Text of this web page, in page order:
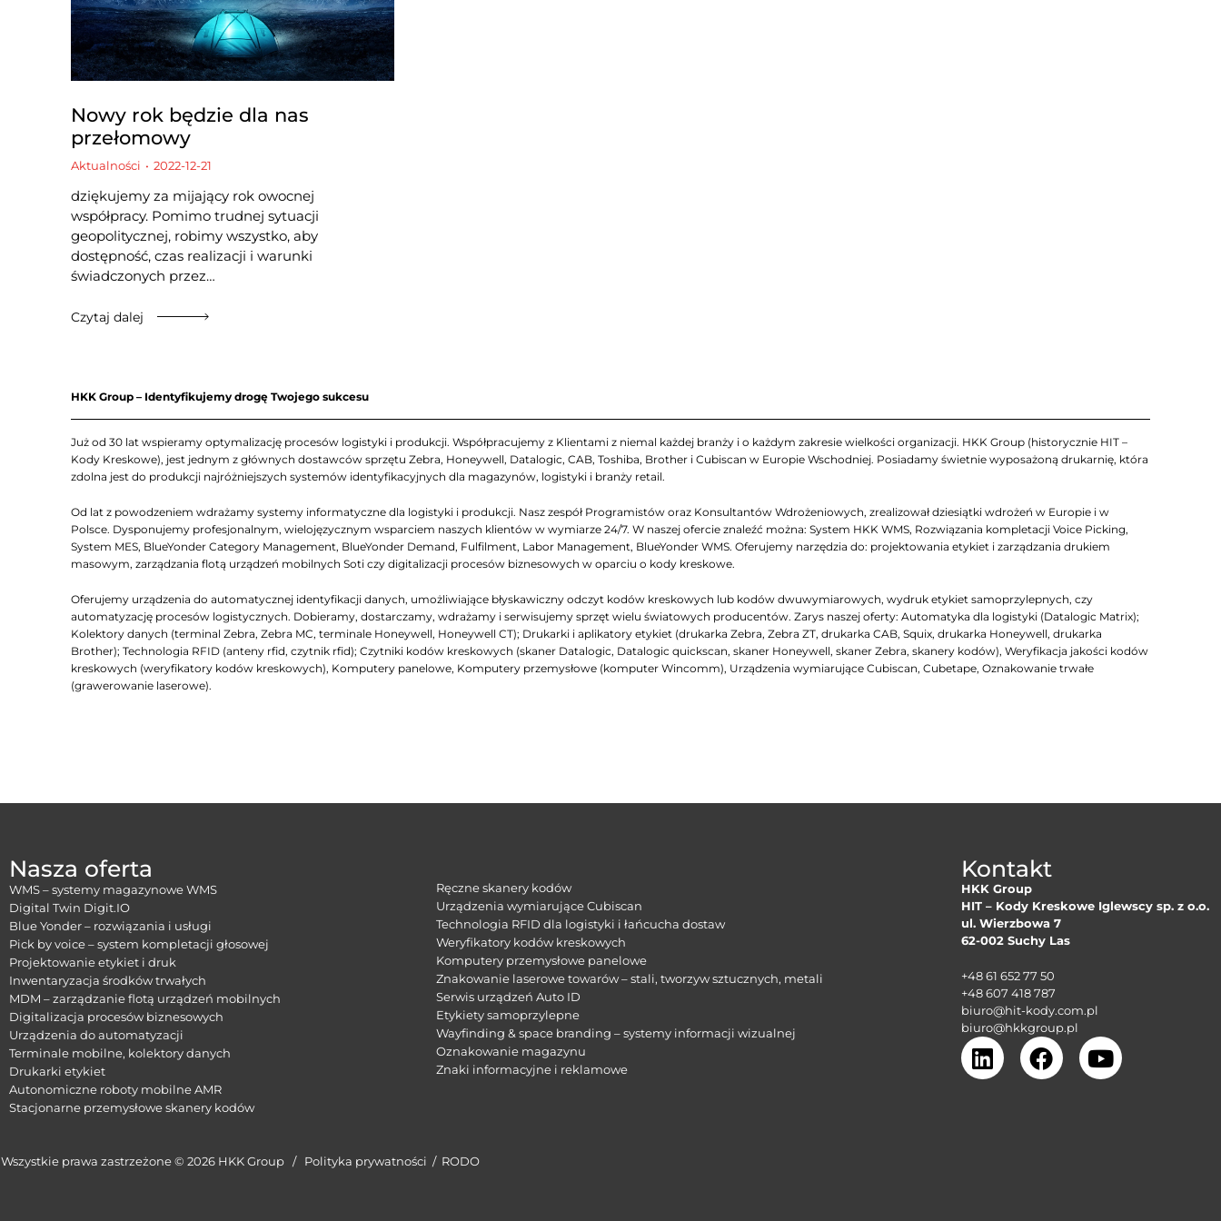
Nowy rok będzie dla nas
przełomowy
Aktualności 2022-12-21
dziękujemy za mijający rok owocnej
współpracy. Pomimo trudnej sytuacji
geopolitycznej, robimy wszystko, aby
dostępność, czas realizacji i warunki
świadczonych przez…
Czytaj dalej
HKK Group – Identyfikujemy drogę Twojego sukcesu
Już od 30 lat wspieramy optymalizację procesów logistyki i produkcji. Współpracujemy z Klientami z niemal każdej branży i o każdym zakresie wielkości organizacji. HKK Group (historycznie HIT –
Kody Kreskowe), jest jednym z głównych dostawców sprzętu Zebra, Honeywell, Datalogic, CAB, Toshiba, Brother i Cubiscan w Europie Wschodniej. Posiadamy świetnie wyposażoną drukarnię, która
zdolna jest do produkcji najróżniejszych systemów identyfikacyjnych dla magazynów, logistyki i branży retail.
Od lat z powodzeniem wdrażamy systemy informatyczne dla logistyki i produkcji. Nasz zespół Programistów oraz Konsultantów Wdrożeniowych, zrealizował dziesiątki wdrożeń w Europie i w
Polsce. Dysponujemy profesjonalnym, wielojęzycznym wsparciem naszych klientów w wymiarze 24/7. W naszej ofercie znaleźć można: System HKK WMS, Rozwiązania kompletacji Voice Picking,
System MES, BlueYonder Category Management, BlueYonder Demand, Fulfilment, Labor Management, BlueYonder WMS. Oferujemy narzędzia do: projektowania etykiet i zarządzania drukiem
masowym, zarządzania flotą urządzeń mobilnych Soti czy digitalizacji procesów biznesowych w oparciu o kody kreskowe.
Oferujemy urządzenia do automatycznej identyfikacji danych, umożliwiające błyskawiczny odczyt kodów kreskowych lub kodów dwuwymiarowych, wydruk etykiet samoprzylepnych, czy
automatyzację procesów logistycznych. Dobieramy, dostarczamy, wdrażamy i serwisujemy sprzęt wielu światowych producentów. Zarys naszej oferty: Automatyka dla logistyki (Datalogic Matrix);
Kolektory danych (terminal Zebra, Zebra MC, terminale Honeywell, Honeywell CT); Drukarki i aplikatory etykiet (drukarka Zebra, Zebra ZT, drukarka CAB, Squix, drukarka Honeywell, drukarka
Brother); Technologia RFID (anteny rfid, czytnik rfid); Czytniki kodów kreskowych (skaner Datalogic, Datalogic quickscan, skaner Honeywell, skaner Zebra, skanery kodów), Weryfikacja jakości kodów
kreskowych (weryfikatory kodów kreskowych), Komputery panelowe, Komputery przemysłowe (komputer Wincomm), Urządzenia wymiarujące Cubiscan, Cubetape, Oznakowanie trwałe
(grawerowanie laserowe).
Nasza oferta
WMS – systemy magazynowe WMS
Digital Twin Digit.IO
Blue Yonder – rozwiązania i usługi
Pick by voice – system kompletacji głosowej
Projektowanie etykiet i druk
Inwentaryzacja środków trwałych
MDM – zarządzanie flotą urządzeń mobilnych
Digitalizacja procesów biznesowych
Urządzenia do automatyzacji
Terminale mobilne, kolektory danych
Drukarki etykiet
Autonomiczne roboty mobilne AMR
Stacjonarne przemysłowe skanery kodów
Ręczne skanery kodów
Urządzenia wymiarujące Cubiscan
Technologia RFID dla logistyki i łańcucha dostaw
Weryfikatory kodów kreskowych
Komputery przemysłowe panelowe
Znakowanie laserowe towarów – stali, tworzyw sztucznych, metali
Serwis urządzeń Auto ID
Etykiety samoprzylepne
Wayfinding & space branding – systemy informacji wizualnej
Oznakowanie magazynu
Znaki informacyjne i reklamowe​
Kontakt
HKK Group
HIT – Kody Kreskowe Iglewscy sp. z o.o.
ul. Wierzbowa 7
62-002 Suchy Las
+48 61 652 77 50
+48 607 418 787
biuro@hit-kody.com.pl
biuro@hkkgroup.pl
Wszystkie prawa zastrzeżone © 2026 HKK Group / Polityka prywatności / RODO